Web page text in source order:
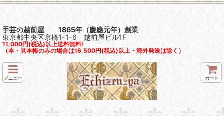
手芸の越前屋 1865年（慶應元年）創業
東京都中央区京橋1-1-6 越前屋ビル1F
11,000円(税込)以上送料無料!
（本・見本帳のみの場合は16,500円(税込)以上・海外発送は除く）
メニュー カート